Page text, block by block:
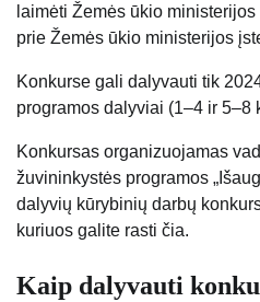
laimėti Žemės ūkio
prie Žemės ūkio ministerijos
Konkurse gali dalyvauti tik
programos dalyviai (1–4 ir 5–8
Konkursas organizuojamas
žuvininkystės programos
dalyvių kūrybinių darbų
kuriuos galite rasti čia.
Kaip dalyvauti